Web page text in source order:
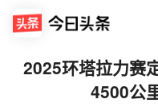
2025环塔拉力赛
4500公